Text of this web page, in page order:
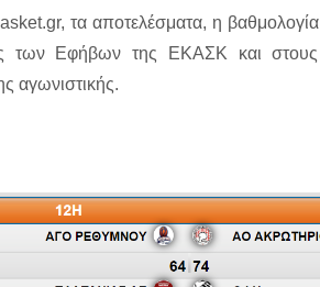
τα αποτελέσματα, η
των Εφήβων της ΕΚΑΣΚ και
αγωνιστικής.